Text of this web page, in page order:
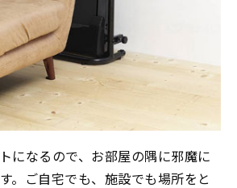
になるので、お部屋の隅に邪魔に
。ご自宅でも、施設でも場所をと